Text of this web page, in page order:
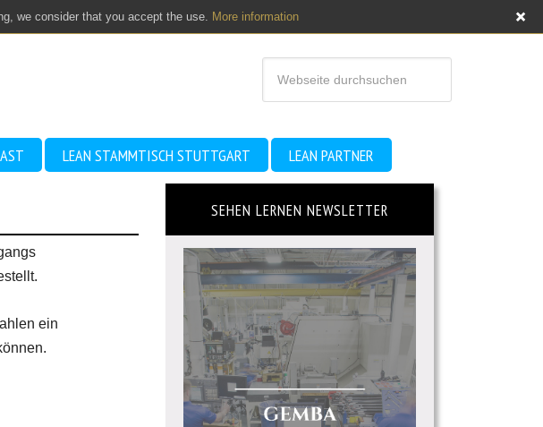
we consider that you accept the use. More information
LEAN STAMMTISCH STUTTGART LEAN PARTNER
ein
SEHEN LERNEN NEWSLETTER